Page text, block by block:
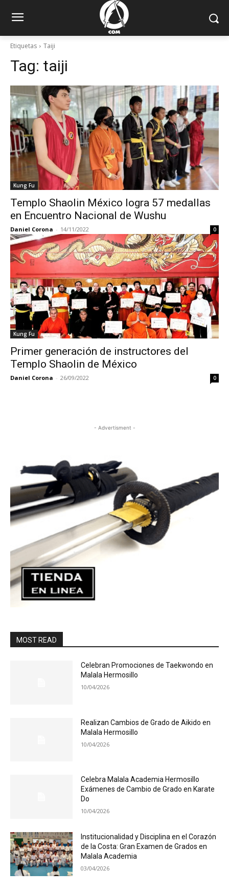
Etiquetas Taiji
Tag: taiji
Kung Fu
Templo Shaolin México logra 57 medallas
en Encuentro Nacional de Wushu
Daniel Corona - 14/11/2022 0
Kung Fu
Primer generación de instructores del
Templo Shaolin de México
Daniel Corona - 26/09/2022 0
- Advertisment -
MOST READ
Celebran Promociones de Taekwondo en
Malala Hermosillo
10/04/2026
Realizan Cambios de Grado de Aikido en
Malala Hermosillo
10/04/2026
Celebra Malala Academia Hermosillo
Exámenes de Cambio de Grado en Karate
Do
10/04/2026
Institucionalidad y Disciplina en el Corazón
de la Costa: Gran Examen de Grados en
Malala Academia
03/04/2026